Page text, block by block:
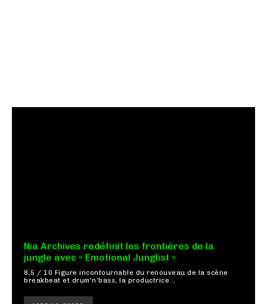
Nia Archives redéfinit les frontières de la
jungle avec « Emotional Junglist »
8,5 / 10 Figure incontournable du renouveau de la scène
breakbeat et drum'n'bass, la productrice...